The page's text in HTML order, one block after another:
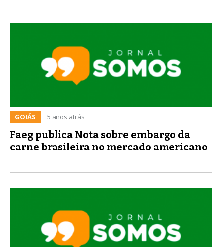
GOIÁS 5 anos atrás
Faeg publica Nota sobre embargo da
carne brasileira no mercado americano